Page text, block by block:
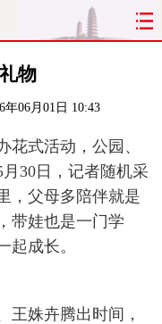
太原
明 出行
合 专题
务 教育
太原
物
年06月01日 10:43
式活动，公园、
30日，记者随机采
，父母多陪伴就是
带娃也是一门学
起成长。
姝卉腾出时间，